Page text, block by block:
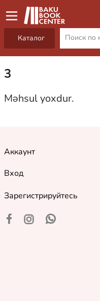
Каталог
3
Məhsul yoxdur.
Аккаунт
Вход
Зарегистрируйтесь